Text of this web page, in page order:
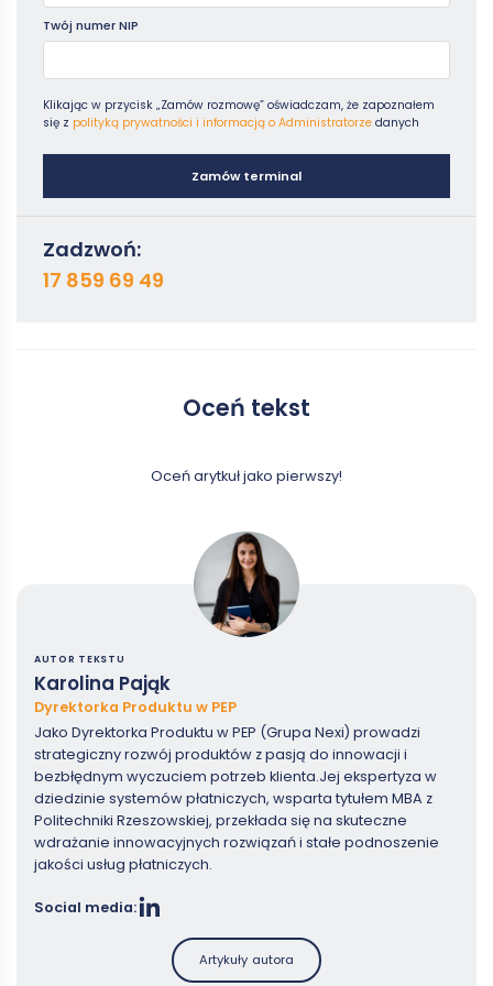
Twój numer NIP
Klikając w przycisk „Zamów rozmowę” oświadczam, że zapoznałem
się z polityką prywatności i informacją o Administratorze danych
Zamów terminal
Zadzwoń:
17 859 69 49
Oceń tekst
Oceń arytkuł jako pierwszy!
AUTOR TEKSTU
Karolina Pająk
Dyrektorka Produktu w PEP
Jako Dyrektorka Produktu w PEP (Grupa Nexi) prowadzi
strategiczny rozwój produktów z pasją do innowacji i
bezbłędnym wyczuciem potrzeb klienta.Jej ekspertyza w
dziedzinie systemów płatniczych, wsparta tytułem MBA z
Politechniki Rzeszowskiej, przekłada się na skuteczne
wdrażanie innowacyjnych rozwiązań i stałe podnoszenie
jakości usług płatniczych.
Social media:
Artykuły autora